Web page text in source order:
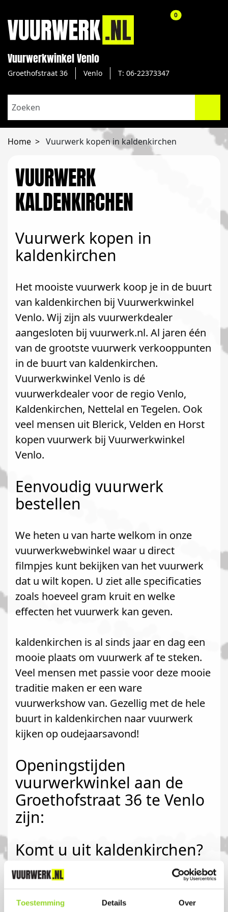
Toestemming Details Over
Vuurwerkwinkel Venlo
Groethofstraat 36 Venlo T: 06-22373347
0aantal
Home Vuurwerk kopen in kaldenkirchen
VUURWERK
KALDENKIRCHEN
Vuurwerk kopen in
kaldenkirchen
Het mooiste vuurwerk koop je in de buurt
van kaldenkirchen bij Vuurwerkwinkel
Venlo. Wij zijn als vuurwerkdealer
aangesloten bij vuurwerk.nl. Al jaren één
van de grootste vuurwerk verkooppunten
in de buurt van kaldenkirchen.
Vuurwerkwinkel Venlo is dé
vuurwerkdealer voor de regio Venlo,
Kaldenkirchen, Nettelal en Tegelen. Ook
veel mensen uit Blerick, Velden en Horst
kopen vuurwerk bij Vuurwerkwinkel
Venlo.
Eenvoudig vuurwerk
bestellen
We heten u van harte welkom in onze
vuurwerkwebwinkel waar u direct
filmpjes kunt bekijken van het vuurwerk
dat u wilt kopen. U ziet alle specificaties
zoals hoeveel gram kruit en welke
effecten het vuurwerk kan geven.
kaldenkirchen is al sinds jaar en dag een
mooie plaats om vuurwerk af te steken.
Veel mensen met passie voor deze mooie
traditie maken er een ware
vuurwerkshow van. Gezellig met de hele
buurt in kaldenkirchen naar vuurwerk
kijken op oudejaarsavond!
Openingstijden
vuurwerkwinkel aan de
Groethofstraat 36 te Venlo
zijn:
Komt u uit kaldenkirchen?
Koop uw vuurwerk dan bij
Vuurwerkwinkel Venlo in Venlo. U bent